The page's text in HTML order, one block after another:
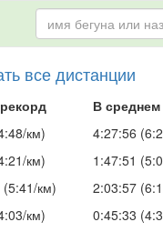
все дистанции
В среднем
км)
4:27:56
км)
1:47:51
(5:41/км)
2:03:57
км)
0:45:33